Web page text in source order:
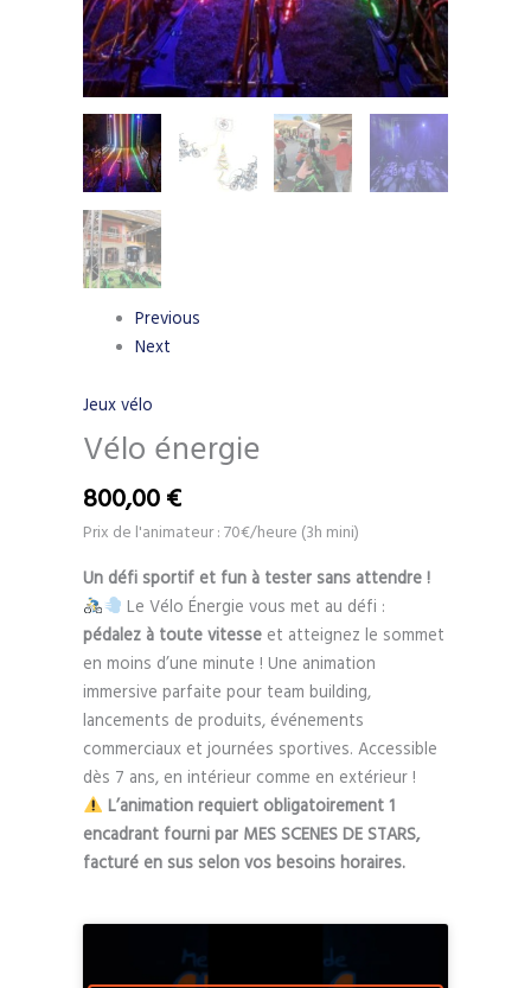
Previous
Next
Jeux vélo
Vélo énergie
800,00 €
Prix de l'animateur : 70€/heure (3h mini)
Un défi sportif et fun à tester sans attendre !
Le Vélo Énergie vous met au défi :
pédalez à toute vitesse et atteignez le sommet
en moins d’une minute ! Une animation
immersive parfaite pour team building,
lancements de produits, événements
commerciaux et journées sportives. Accessible
dès 7 ans, en intérieur comme en extérieur !
L’animation requiert obligatoirement 1
encadrant fourni par MES SCENES DE STARS,
facturé en sus selon vos besoins horaires.